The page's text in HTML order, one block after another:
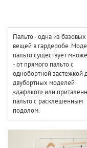
Пальто - одна из базовых
вещей в гардеробе.
пальто существует
- от прямого пальто с
однобортной застежкой
двубортных моделей
«дафлкот» или
пальто с расклешенным
подолом.